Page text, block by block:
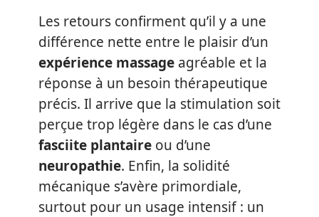
Les retours confirment qu’il y a une
différence nette entre le plaisir d’un
expérience massage agréable et la
réponse à un besoin thérapeutique
précis. Il arrive que la stimulation soit
perçue trop légère dans le cas d’une
fasciite plantaire ou d’une
neuropathie. Enfin, la solidité
mécanique s’avère primordiale,
surtout pour un usage intensif : un